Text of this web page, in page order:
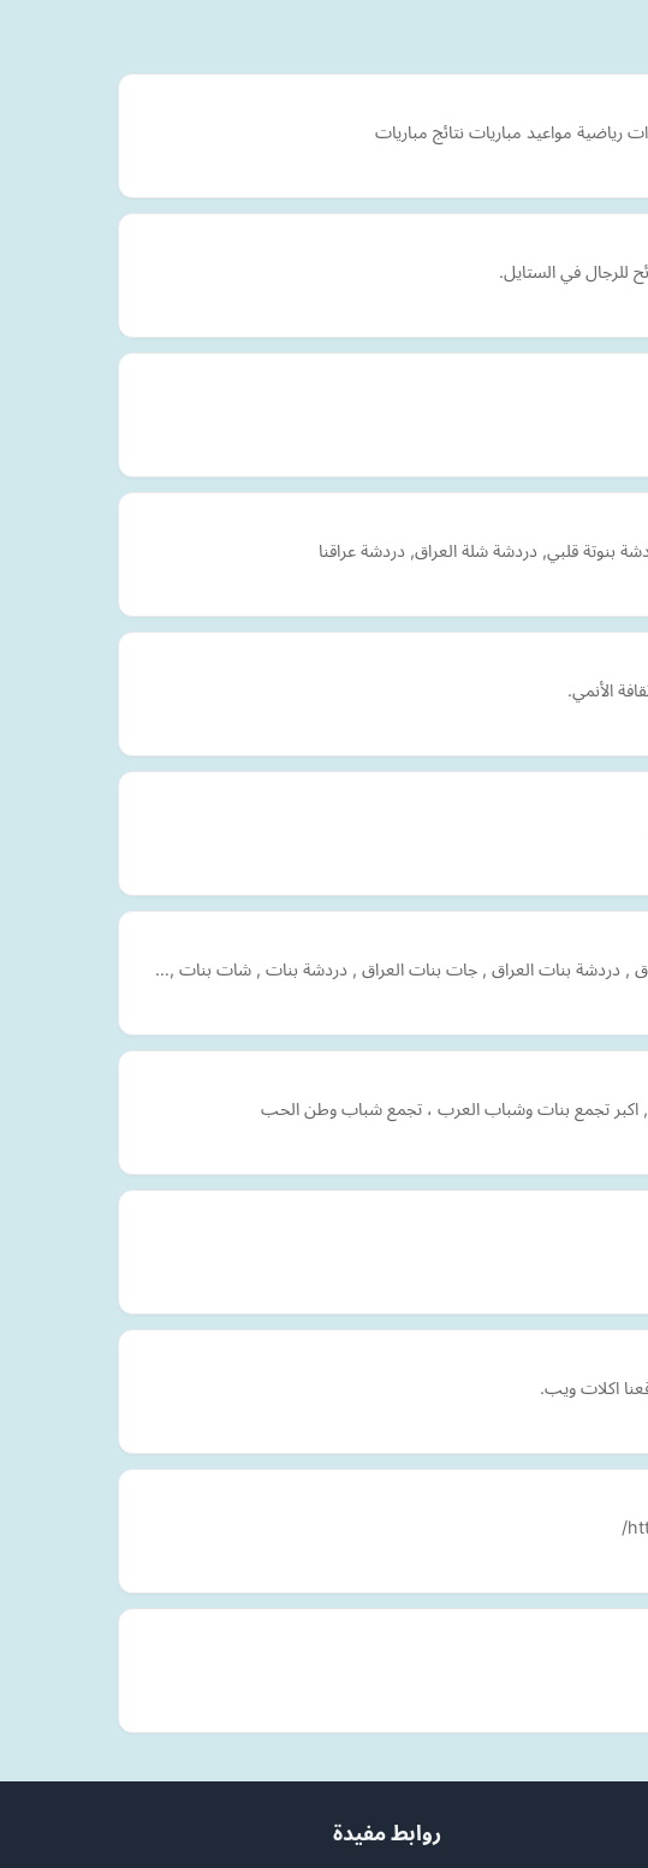
للرجال في الستايل.
بنوتة قلبي, دردشة شلة العراق, دردشة عراقنا
الأنمي.
, دردشة بنات العراق , جات بنات العراق , دردشة بنات , شات بنات ,…
تجمع بنات وشباب العرب ، تجمع شباب وطن الحب
اكلات ويب.
روابط مفيدة